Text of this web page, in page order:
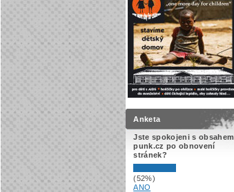
Anketa
Jste spokojeni s obsahem
punk.cz po obnovení
stránek?
(52%)
ANO